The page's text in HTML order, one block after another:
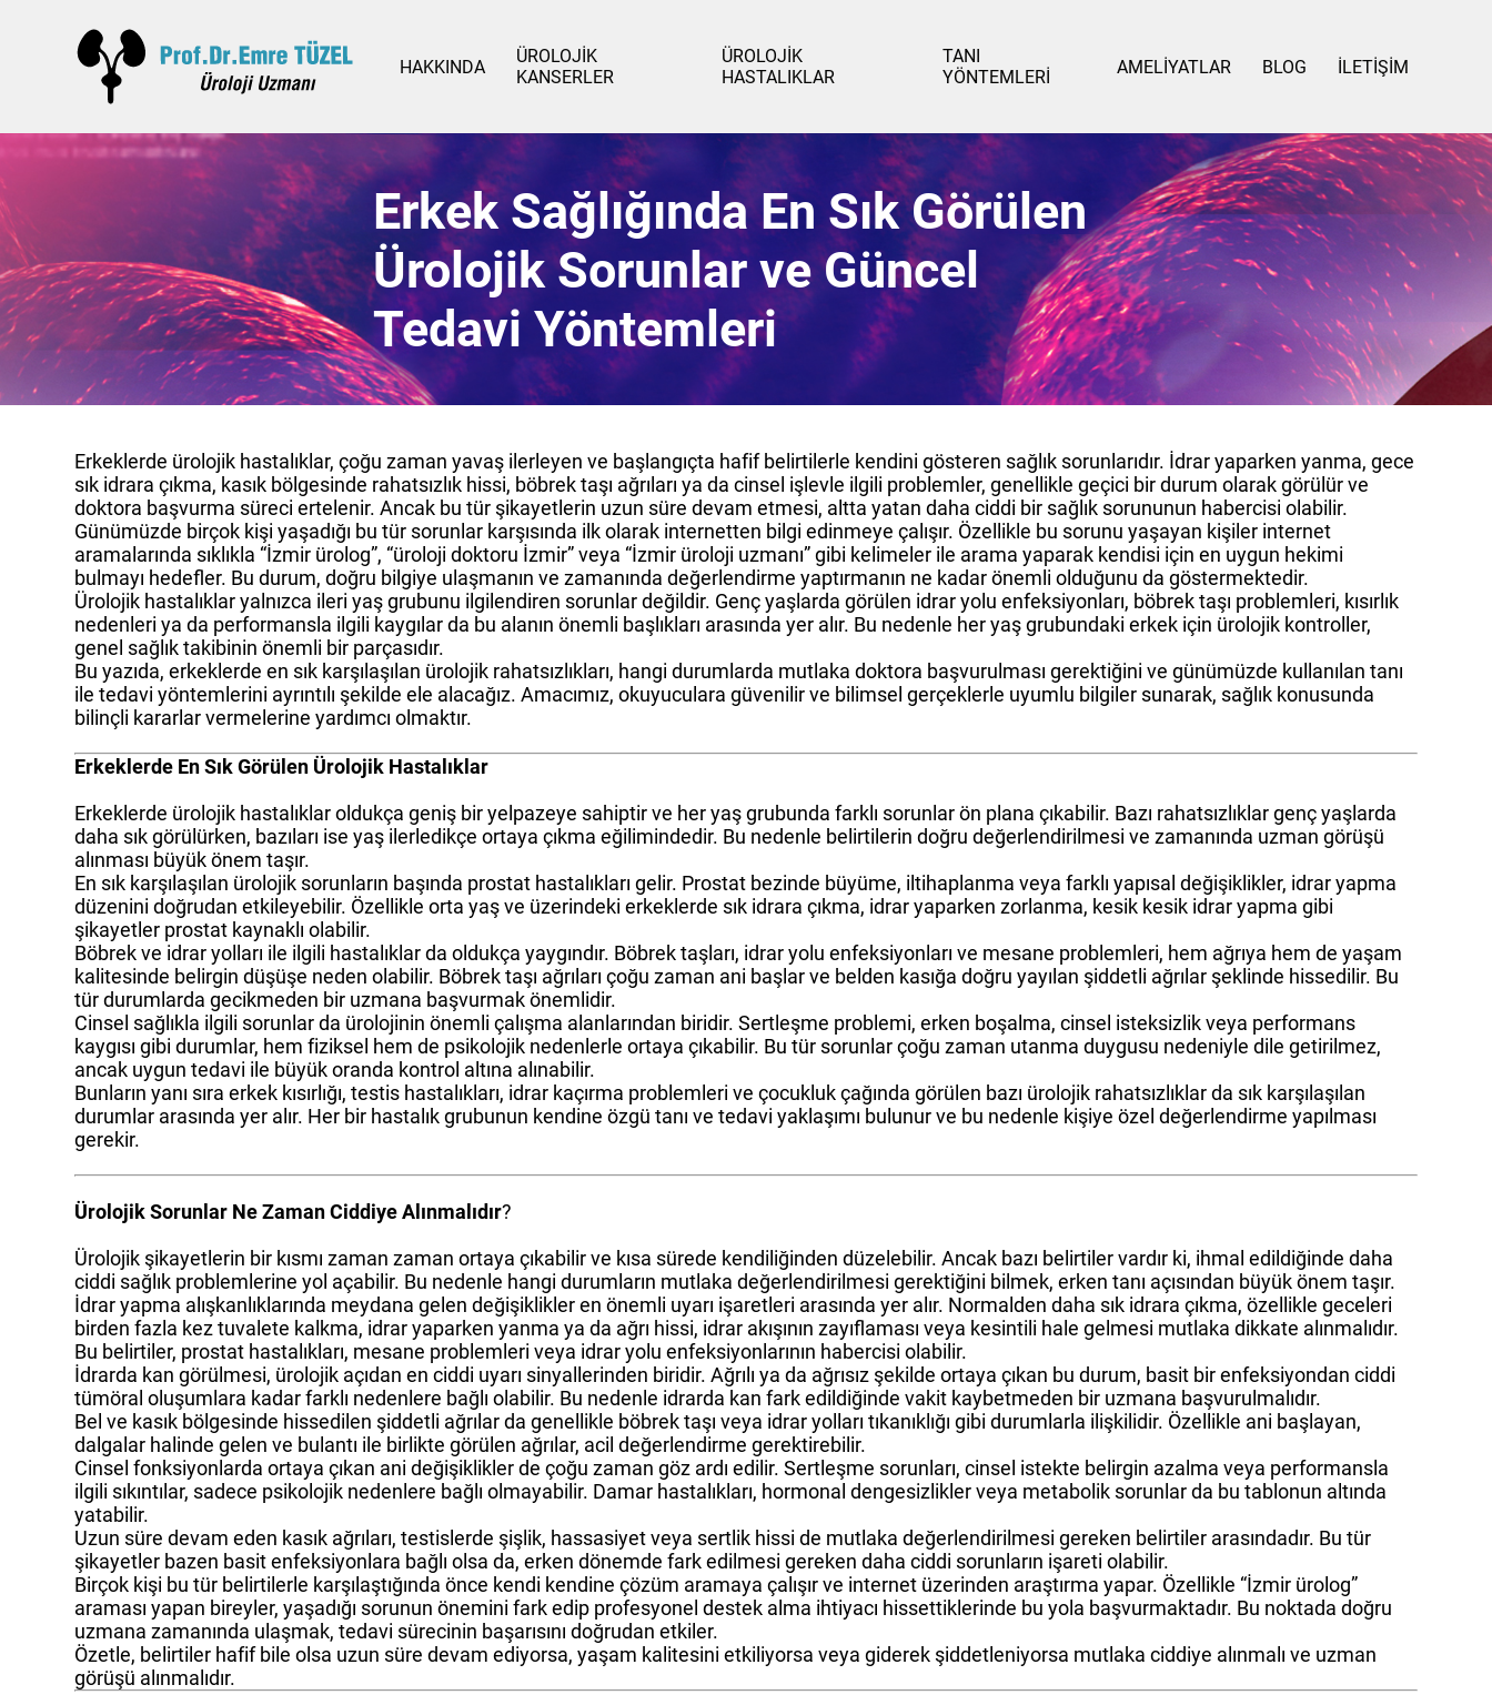
HAKKINDA
ÜROLOJİK
KANSERLER
ÜROLOJİK
HASTALIKLAR
TANI
YÖNTEMLERİ
AMELİYATLAR BLOG İLETİŞİM
Erkek Sağlığında En Sık Görülen
Ürolojik Sorunlar ve Güncel
Tedavi Yöntemleri
Erkeklerde ürolojik hastalıklar, çoğu zaman yavaş ilerleyen ve başlangıçta hafif belirtilerle kendini gösteren sağlık sorunlarıdır. İdrar yaparken yanma, gece
sık idrara çıkma, kasık bölgesinde rahatsızlık hissi, böbrek taşı ağrıları ya da cinsel işlevle ilgili problemler, genellikle geçici bir durum olarak görülür ve
doktora başvurma süreci ertelenir. Ancak bu tür şikayetlerin uzun süre devam etmesi, altta yatan daha ciddi bir sağlık sorununun habercisi olabilir.
Günümüzde birçok kişi yaşadığı bu tür sorunlar karşısında ilk olarak internetten bilgi edinmeye çalışır. Özellikle bu sorunu yaşayan kişiler internet
aramalarında sıklıkla “İzmir ürolog”, “üroloji doktoru İzmir” veya “İzmir üroloji uzmanı” gibi kelimeler ile arama yaparak kendisi için en uygun hekimi
bulmayı hedefler. Bu durum, doğru bilgiye ulaşmanın ve zamanında değerlendirme yaptırmanın ne kadar önemli olduğunu da göstermektedir.
Ürolojik hastalıklar yalnızca ileri yaş grubunu ilgilendiren sorunlar değildir. Genç yaşlarda görülen idrar yolu enfeksiyonları, böbrek taşı problemleri, kısırlık
nedenleri ya da performansla ilgili kaygılar da bu alanın önemli başlıkları arasında yer alır. Bu nedenle her yaş grubundaki erkek için ürolojik kontroller,
genel sağlık takibinin önemli bir parçasıdır.
Bu yazıda, erkeklerde en sık karşılaşılan ürolojik rahatsızlıkları, hangi durumlarda mutlaka doktora başvurulması gerektiğini ve günümüzde kullanılan tanı
ile tedavi yöntemlerini ayrıntılı şekilde ele alacağız. Amacımız, okuyuculara güvenilir ve bilimsel gerçeklerle uyumlu bilgiler sunarak, sağlık konusunda
bilinçli kararlar vermelerine yardımcı olmaktır.
Erkeklerde En Sık Görülen Ürolojik Hastalıklar
Erkeklerde ürolojik hastalıklar oldukça geniş bir yelpazeye sahiptir ve her yaş grubunda farklı sorunlar ön plana çıkabilir. Bazı rahatsızlıklar genç yaşlarda
daha sık görülürken, bazıları ise yaş ilerledikçe ortaya çıkma eğilimindedir. Bu nedenle belirtilerin doğru değerlendirilmesi ve zamanında uzman görüşü
alınması büyük önem taşır.
En sık karşılaşılan ürolojik sorunların başında prostat hastalıkları gelir. Prostat bezinde büyüme, iltihaplanma veya farklı yapısal değişiklikler, idrar yapma
düzenini doğrudan etkileyebilir. Özellikle orta yaş ve üzerindeki erkeklerde sık idrara çıkma, idrar yaparken zorlanma, kesik kesik idrar yapma gibi
şikayetler prostat kaynaklı olabilir.
Böbrek ve idrar yolları ile ilgili hastalıklar da oldukça yaygındır. Böbrek taşları, idrar yolu enfeksiyonları ve mesane problemleri, hem ağrıya hem de yaşam
kalitesinde belirgin düşüşe neden olabilir. Böbrek taşı ağrıları çoğu zaman ani başlar ve belden kasığa doğru yayılan şiddetli ağrılar şeklinde hissedilir. Bu
tür durumlarda gecikmeden bir uzmana başvurmak önemlidir.
Cinsel sağlıkla ilgili sorunlar da ürolojinin önemli çalışma alanlarından biridir. Sertleşme problemi, erken boşalma, cinsel isteksizlik veya performans
kaygısı gibi durumlar, hem fiziksel hem de psikolojik nedenlerle ortaya çıkabilir. Bu tür sorunlar çoğu zaman utanma duygusu nedeniyle dile getirilmez,
ancak uygun tedavi ile büyük oranda kontrol altına alınabilir.
Bunların yanı sıra erkek kısırlığı, testis hastalıkları, idrar kaçırma problemleri ve çocukluk çağında görülen bazı ürolojik rahatsızlıklar da sık karşılaşılan
durumlar arasında yer alır. Her bir hastalık grubunun kendine özgü tanı ve tedavi yaklaşımı bulunur ve bu nedenle kişiye özel değerlendirme yapılması
gerekir.
Ürolojik Sorunlar Ne Zaman Ciddiye Alınmalıdır?
Ürolojik şikayetlerin bir kısmı zaman zaman ortaya çıkabilir ve kısa sürede kendiliğinden düzelebilir. Ancak bazı belirtiler vardır ki, ihmal edildiğinde daha
ciddi sağlık problemlerine yol açabilir. Bu nedenle hangi durumların mutlaka değerlendirilmesi gerektiğini bilmek, erken tanı açısından büyük önem taşır.
İdrar yapma alışkanlıklarında meydana gelen değişiklikler en önemli uyarı işaretleri arasında yer alır. Normalden daha sık idrara çıkma, özellikle geceleri
birden fazla kez tuvalete kalkma, idrar yaparken yanma ya da ağrı hissi, idrar akışının zayıflaması veya kesintili hale gelmesi mutlaka dikkate alınmalıdır.
Bu belirtiler, prostat hastalıkları, mesane problemleri veya idrar yolu enfeksiyonlarının habercisi olabilir.
İdrarda kan görülmesi, ürolojik açıdan en ciddi uyarı sinyallerinden biridir. Ağrılı ya da ağrısız şekilde ortaya çıkan bu durum, basit bir enfeksiyondan ciddi
tümöral oluşumlara kadar farklı nedenlere bağlı olabilir. Bu nedenle idrarda kan fark edildiğinde vakit kaybetmeden bir uzmana başvurulmalıdır.
Bel ve kasık bölgesinde hissedilen şiddetli ağrılar da genellikle böbrek taşı veya idrar yolları tıkanıklığı gibi durumlarla ilişkilidir. Özellikle ani başlayan,
dalgalar halinde gelen ve bulantı ile birlikte görülen ağrılar, acil değerlendirme gerektirebilir.
Cinsel fonksiyonlarda ortaya çıkan ani değişiklikler de çoğu zaman göz ardı edilir. Sertleşme sorunları, cinsel istekte belirgin azalma veya performansla
ilgili sıkıntılar, sadece psikolojik nedenlere bağlı olmayabilir. Damar hastalıkları, hormonal dengesizlikler veya metabolik sorunlar da bu tablonun altında
yatabilir.
Uzun süre devam eden kasık ağrıları, testislerde şişlik, hassasiyet veya sertlik hissi de mutlaka değerlendirilmesi gereken belirtiler arasındadır. Bu tür
şikayetler bazen basit enfeksiyonlara bağlı olsa da, erken dönemde fark edilmesi gereken daha ciddi sorunların işareti olabilir.
Birçok kişi bu tür belirtilerle karşılaştığında önce kendi kendine çözüm aramaya çalışır ve internet üzerinden araştırma yapar. Özellikle “İzmir ürolog”
araması yapan bireyler, yaşadığı sorunun önemini fark edip profesyonel destek alma ihtiyacı hissettiklerinde bu yola başvurmaktadır. Bu noktada doğru
uzmana zamanında ulaşmak, tedavi sürecinin başarısını doğrudan etkiler.
Özetle, belirtiler hafif bile olsa uzun süre devam ediyorsa, yaşam kalitesini etkiliyorsa veya giderek şiddetleniyorsa mutlaka ciddiye alınmalı ve uzman
görüşü alınmalıdır.